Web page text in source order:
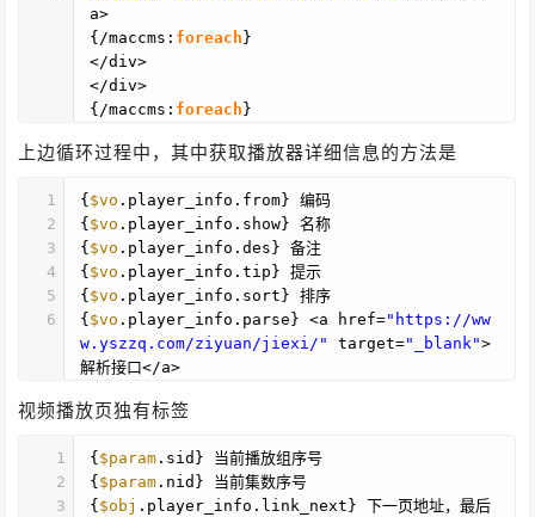
a>
{/maccms: foreach}
</div>
</div>
{/maccms: foreach}
上边循环过程中，其中获取播放器详细信息的方法是
1
2
3
4
5
6
{$vo .player_info.from} 编码
{$vo .player_info.show} 名称
{$vo .player_info.des} 备注
{$vo .player_info.tip} 提示
{$vo .player_info.sort} 排序
{$vo .player_info.parse} <a href="https://ww
w.yszzq.com/ziyuan/jiexi/"
target="_blank">
解析接口</a>
视频播放页独有标签
1
2
3
{$param .sid} 当前播放组序号
{$param .nid} 当前集数序号
{$obj .player_info.link_next} 下一页地址，最后